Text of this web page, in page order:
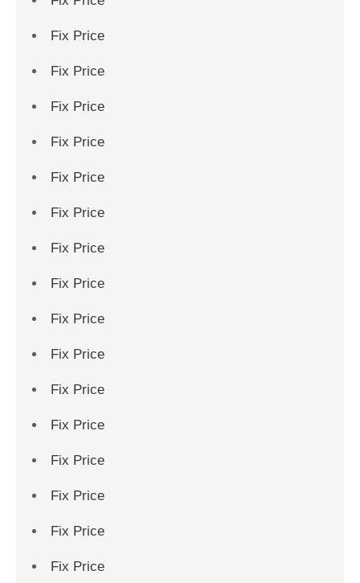
Fix Price
Fix Price
Fix Price
Fix Price
Fix Price
Fix Price
Fix Price
Fix Price
Fix Price
Fix Price
Fix Price
Fix Price
Fix Price
Fix Price
Fix Price
Fix Price